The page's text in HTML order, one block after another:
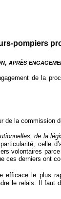
pompiers
après
de la
de la commission
de la
celle
volontaires
derniers ont
le plus
le relais. Il